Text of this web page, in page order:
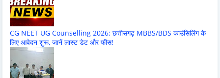
CG NEET UG Counselling 2026: छत्तीसगढ़ MBBS/BDS काउंसिलिंग के
लिए आवेदन शुरू, जानें लास्ट डेट और फीस!